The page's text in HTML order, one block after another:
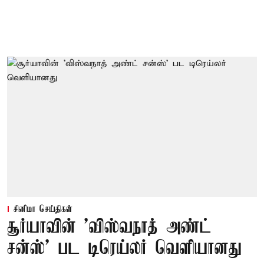
சினிமா செய்திகள்
சூர்யாவின் 'விஸ்வநாத் அண்ட்
சன்ஸ்' பட டிரெய்லர் வெளியானது